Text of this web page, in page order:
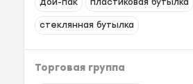
дой-пак пластиковая бутылка
стеклянная бутылка
Торговая группа